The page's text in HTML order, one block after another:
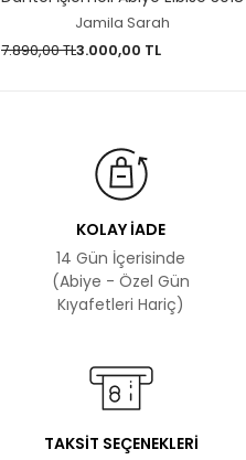
Jamila Sarah
7.890,00 TL3.000,00 TL
KOLAY İADE
14 Gün İçerisinde
(Abiye - Özel Gün
Kıyafetleri Hariç)
TAKSİT SEÇENEKLERİ